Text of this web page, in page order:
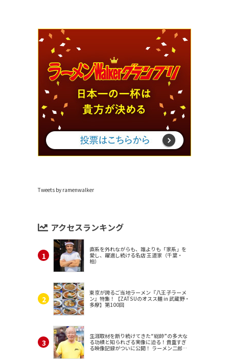
Tweets by ramenwalker
アクセスランキング
直系を外れながらも、誰よりも「家系」を
愛し、躍進し続ける名店 王道家（千葉・
柏）
東京が誇るご当地ラーメン『八王子ラーメ
ン』特集！【ZATSUのオスス麺 in 武蔵野・
多摩】第100回
生涯取材を断り続けてきた“総帥”の多大な
る功績と知られざる実像に迫る！貴重すぎ
る映像記録がついに公開！ ラーメン二郎